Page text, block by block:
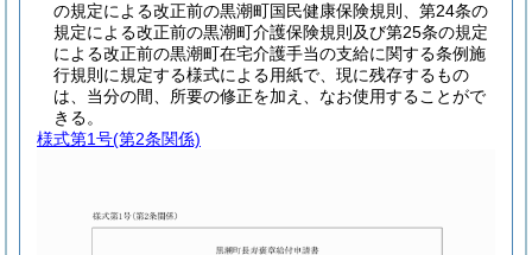
の規定による改正前の黒潮町国民健康保険規則、第24条の
規定による改正前の黒潮町介護保険規則及び第25条の規定
による改正前の黒潮町在宅介護手当の支給に関する条例施
行規則に規定する様式による用紙で、現に残存するもの
は、当分の間、所要の修正を加え、なお使用することがで
きる。
様式第1号(第2条関係)